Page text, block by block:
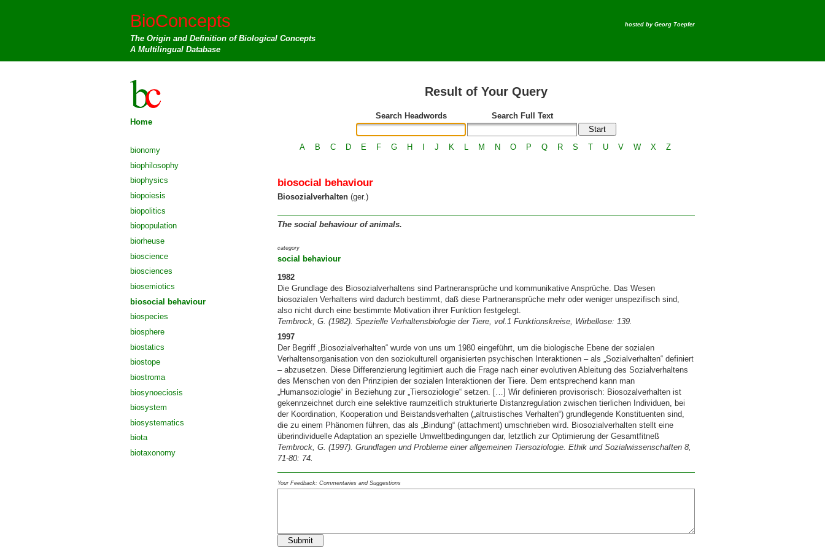
BioConcepts
The Origin and Definition of Biological Concepts
A Multilingual Database
hosted by Georg Toepfer
Home
bionomy
biophilosophy
biophysics
biopoiesis
biopolitics
biopopulation
biorheuse
bioscience
biosciences
biosemiotics
biosocial behaviour
biospecies
biosphere
biostatics
biostope
biostroma
biosynoeciosis
biosystem
biosystematics
biota
biotaxonomy
Result of Your Query
Search Headwords Search Full Text
A B C D E F G H I J K L M N O P Q R S T U V W X Z
biosocial behaviour
Biosozialverhalten (ger.)
The social behaviour of animals.
category
social behaviour
1982
Die Grundlage des Biosozialverhaltens sind Partneransprüche und kommunikative Ansprüche. Das Wesen
biosozialen Verhaltens wird dadurch bestimmt, daß diese Partneransprüche mehr oder weniger unspezifisch sind,
also nicht durch eine bestimmte Motivation ihrer Funktion festgelegt.
Tembrock, G. (1982). Spezielle Verhaltensbiologie der Tiere, vol.1 Funktionskreise, Wirbellose: 139.
1997
Der Begriff „Biosozialverhalten“ wurde von uns um 1980 eingeführt, um die biologische Ebene der sozialen
Verhaltensorganisation von den soziokulturell organisierten psychischen Interaktionen – als „Sozialverhalten“ definiert
– abzusetzen. Diese Differenzierung legitimiert auch die Frage nach einer evolutiven Ableitung des Sozialverhaltens
des Menschen von den Prinzipien der sozialen Interaktionen der Tiere. Dem entsprechend kann man
„Humansoziologie“ in Beziehung zur „Tiersoziologie“ setzen. […] Wir definieren provisorisch: Biosozalverhalten ist
gekennzeichnet durch eine selektive raumzeitlich strukturierte Distanzregulation zwischen tierlichen Individuen, bei
der Koordination, Kooperation und Beistandsverhalten („altruistisches Verhalten“) grundlegende Konstituenten sind,
die zu einem Phänomen führen, das als „Bindung“ (attachment) umschrieben wird. Biosozialverhalten stellt eine
überindividuelle Adaptation an spezielle Umweltbedingungen dar, letztlich zur Optimierung der Gesamtfitneß
Tembrock, G. (1997). Grundlagen und Probleme einer allgemeinen Tiersoziologie. Ethik und Sozialwissenschaften 8,
71-80: 74.
Your Feedback: Commentaries and Suggestions
Submit